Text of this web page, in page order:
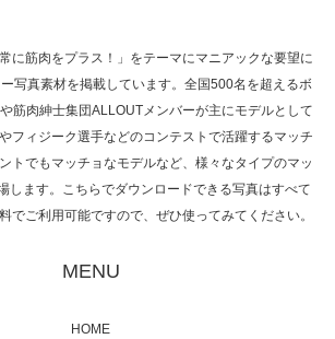
た（6/8放送）
に筋肉をプラス！」をテーマにマニアックな要望に
写真素材を掲載しています。全国500名を超えるボ
筋肉紳士集団ALLOUTメンバーが主にモデルとして
フィジーク選手などのコンテストで活躍するマッチ
トでもマッチョなモデルなど、様々なタイプのマッ
します。こちらでダウンロードできる写真はすべて
でご利用可能ですので、ぜひ使ってみてください。
MENU
HOME